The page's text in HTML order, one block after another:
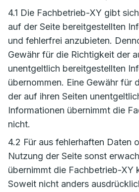
4.1 Die Fachbetrieb-XY gibt
auf der Seite bereitgestellten
und fehlerfrei anzubieten.
Gewähr für die Richtigkeit der
unentgeltlich bereitgestellten
übernommen. Eine Gewähr für
der auf ihren Seiten
Informationen übernimmt die
nicht.
4.2 Für aus fehlerhaften Daten
Nutzung der Seite sonst
übernimmt die Fachbetrieb-XY
Soweit nicht anders